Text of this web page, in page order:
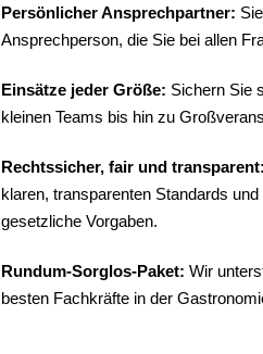
Persönlicher Ansprechpartner:
Ansprechperson, die Sie bei allen
Einsätze jeder Größe: Sichern Sie
kleinen Teams bis hin zu
Rechtssicher, fair und transparent:
klaren, transparenten Standards
gesetzliche Vorgaben.
Rundum-Sorglos-Paket: Wir
besten Fachkräfte in der